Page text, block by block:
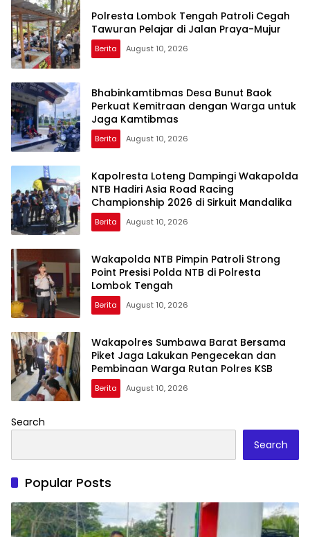
Polresta Lombok Tengah Patroli Cegah
Tawuran Pelajar di Jalan Praya-Mujur
Berita August 10, 2026
Bhabinkamtibmas Desa Bunut Baok
Perkuat Kemitraan dengan Warga untuk
Jaga Kamtibmas
Berita August 10, 2026
Kapolresta Loteng Dampingi Wakapolda
NTB Hadiri Asia Road Racing
Championship 2026 di Sirkuit Mandalika
Berita August 10, 2026
Wakapolda NTB Pimpin Patroli Strong
Point Presisi Polda NTB di Polresta
Lombok Tengah
Berita August 10, 2026
Wakapolres Sumbawa Barat Bersama
Piket Jaga Lakukan Pengecekan dan
Pembinaan Warga Rutan Polres KSB
Berita August 10, 2026
Search
Search
Popular Posts